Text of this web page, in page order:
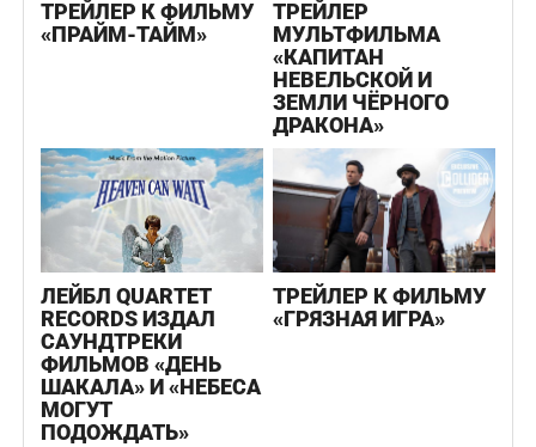
ТРЕЙЛЕР К ФИЛЬМУ
«ПРАЙМ-ТАЙМ»
ТРЕЙЛЕР
МУЛЬТФИЛЬМА
«КАПИТАН
НЕВЕЛЬСКОЙ И
ЗЕМЛИ ЧЁРНОГО
ДРАКОНА»
ЛЕЙБЛ QUARTET
RECORDS ИЗДАЛ
САУНДТРЕКИ
ФИЛЬМОВ «ДЕНЬ
ШАКАЛА» И «НЕБЕСА
МОГУТ
ПОДОЖДАТЬ»
ТРЕЙЛЕР К ФИЛЬМУ
«ГРЯЗНАЯ ИГРА»